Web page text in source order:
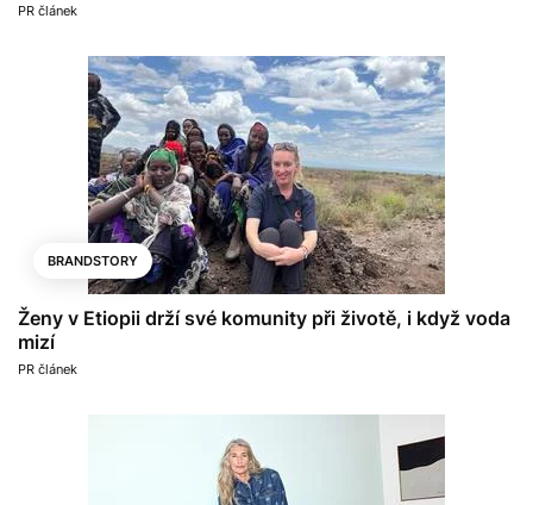
PR článek
BRANDSTORY
Ženy v Etiopii drží své komunity při životě, i když voda
mizí
PR článek